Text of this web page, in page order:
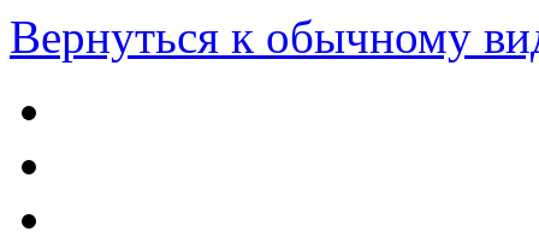
Вернуться к обычному